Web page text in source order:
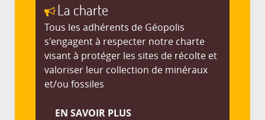
La charte
Tous les adhérents de Géopolis
s'engagent à respecter notre charte
visant à protéger les sites de récolte et
valoriser leur collection de minéraux
et/ou fossiles
EN SAVOIR PLUS